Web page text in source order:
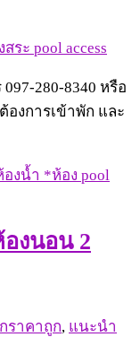
ระ pool access
280-8340 หรือ
งการเข้าพัก และ
งนอน 2
ราคาถูก, แนะนำ